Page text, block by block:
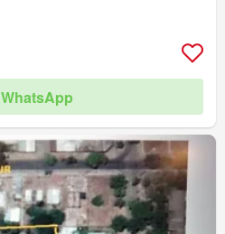
WhatsApp